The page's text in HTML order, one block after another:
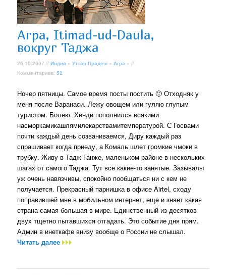
Агра, Itimad-ud-Daula,
вокруг Таджа
26.10.2007 //Индия »Уттар Прадеш »Агра » //
Комментариев:52
Ночер пятницы. Самое время посты постить 🙂 Отходняк у
меня после Варанаси. Лежу овощем или гуляю глупым
туристом. Болею. Хинди пополнился всякими
насморкамикашлямилекарствамитемпературой. С Госвами
почти каждый день созваниваемся, Диру каждый раз
спрашивает когда приеду, а Комаль шлет громкие чмоки в
трубку. Живу в Тадж Ганже, маленьком районе в нескольких
шагах от самого Таджа. Тут все какие-то занятые. Зазывалы
уж очень навязчивы, спокойно пообщаться ни с кем не
получается. Прекрасный парнишка в офисе Airtel, сходу
поправившей мне в мобильном интернет, еще и знает какая
страна самая большая в мире. Единственный из десятков
двух тщетно пытавшихся отгадать. Это событие дня прям.
Админ в инеткафе внизу вообще о России не слышал.
Читать далее